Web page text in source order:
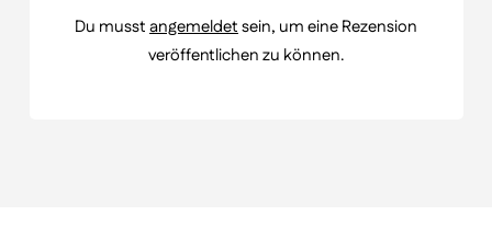
Du musstangemeldetsein, um eine Rezension
veröffentlichen zu können.